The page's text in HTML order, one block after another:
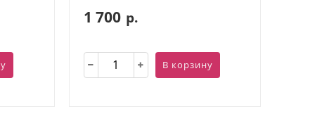
1 700 р.
В корзину